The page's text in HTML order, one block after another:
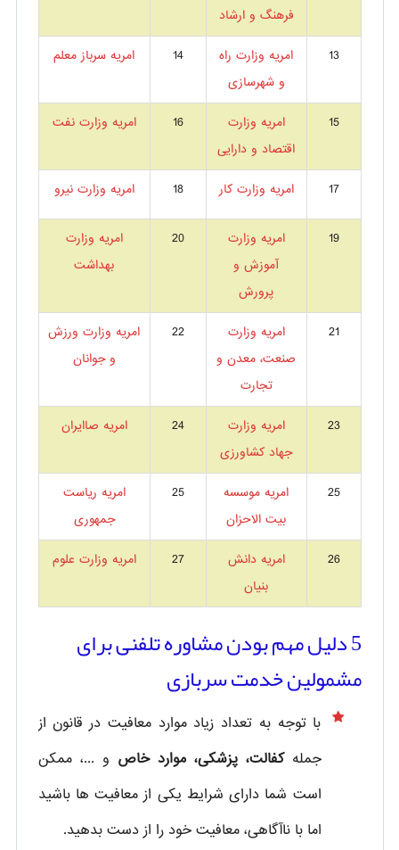
فرهنگ و ارشاد
13
امریه وزارت راه
و شهرسازی
14 امریه سرباز معلم
15
امریه وزارت
اقتصاد و دارایی
16 امریه وزارت نفت
17 امریه وزارت کار 18 امریه وزارت نیرو
19
امریه وزارت
آموزش و
پرورش
20
امریه وزارت
بهداشت
21
امریه وزارت
صنعت، معدن و
تجارت
22
امریه وزارت ورزش
و جوانان
23
امریه وزارت
جهاد کشاورزی
24 امریه صاایران
25
امریه موسسه
بیت الاحزان
25
امریه ریاست
جمهوری
26
امریه دانش
بنیان
27 امریه وزارت علوم
5 دلیل مهم بودن مشاوره تلفنی برای
مشمولین خدمت سربازی
با توجه به تعداد زیاد موارد معافیت در قانون از
جملهکفالت، پزشکی، موارد خاص و ...، ممکن
است شما دارای شرایط یکی از معافیت ها باشید
اما با ناآگاهی، معافیت خود را از دست بدهید.